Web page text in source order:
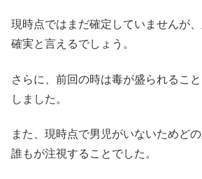
現時点ではまだ確定していませんが
確実と言えるでしょう。
さらに、前回の時は毒が盛られるこ
しました。
また、現時点で男児がいないためど
誰もが注視することでした。